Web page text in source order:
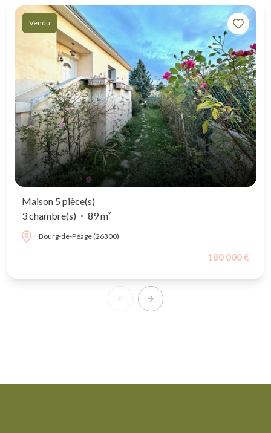
Vendu
Maison 5 pièce(s)
3 chambre(s)
89 m²
Bourg-de-Péage (26300)
180 000 €